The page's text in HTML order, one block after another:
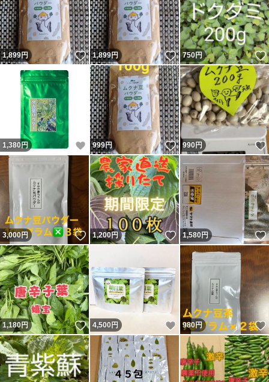
1,899円 いいね！
1,899円 いいね！
750円
1,380円 いいね！
999円 いいね！
990円
3,000円 いいね！
1,200円 いいね！
1,580円
1,180円 いいね！
4,500円 いいね！
980円